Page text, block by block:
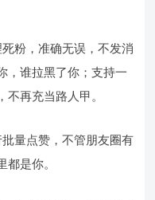
粉，准确无误，不发消
，谁拉黑了你；支持一
再充当路人甲。
量点赞，不管朋友圈有
是你。